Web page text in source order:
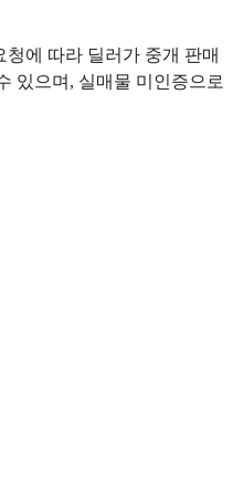
에 따라 딜러가 중개 판매
있으며, 실매물 미인증으로